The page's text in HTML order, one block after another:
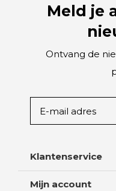
Meld je
Ontvang de
Klantenservice
Mijn account